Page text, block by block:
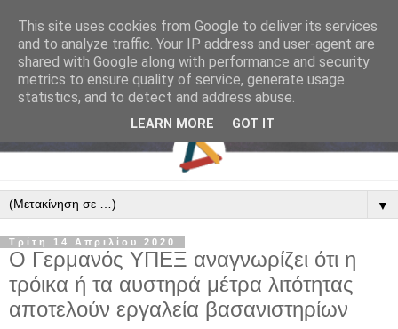
▼
Τρίτη 14 Απριλίου 2020
Ο Γερμανός ΥΠΕΞ αναγνωρίζει ότι η
τρόικα ή τα αυστηρά μέτρα λιτότητας
αποτελούν εργαλεία βασανιστηρίων
This site uses cookies from Google to deliver its services
and to analyze traffic. Your IP address and user-agent are
shared with Google along with performance and security
metrics to ensure quality of service, generate usage
statistics, and to detect and address abuse.
LEARN MORE GOT IT